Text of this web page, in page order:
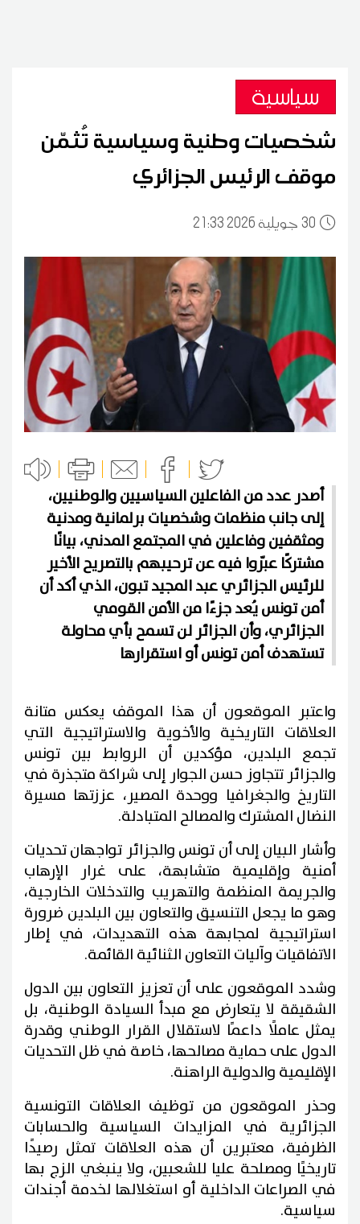
سياسية
شخصيات وطنية وسياسية تُثمّن
موقف الرئيس الجزائري
3021:33 2026 جويلية
أصدر عدد من الفاعلين السياسيين والوطنيين،
إلى جانب منظمات وشخصيات برلمانية ومدنية
ومثقفين وفاعلين في المجتمع المدني، بيانًا
مشتركًا عبّروا فيه عن ترحيبهم بالتصريح الأخير
للرئيس الجزائري عبد المجيد تبون، الذي أكد أن
أمن تونس يُعد جزءًا من الأمن القومي
الجزائري، وأن الجزائر لن تسمح بأي محاولة
تستهدف أمن تونس أو استقرارها
واعتبر الموقعون أن هذا الموقف يعكس متانة
العلاقات التاريخية والأخوية والاستراتيجية التي
تجمع البلدين، مؤكدين أن الروابط بين تونس
والجزائر تتجاوز حسن الجوار إلى شراكة متجذرة في
التاريخ والجغرافيا ووحدة المصير، عززتها مسيرة
النضال المشترك والمصالح المتبادلة.
وأشار البيان إلى أن تونس والجزائر تواجهان تحديات
أمنية وإقليمية متشابهة، على غرار الإرهاب
والجريمة المنظمة والتهريب والتدخلات الخارجية،
وهو ما يجعل التنسيق والتعاون بين البلدين ضرورة
استراتيجية لمجابهة هذه التهديدات، في إطار
الاتفاقيات وآليات التعاون الثنائية القائمة.
وشدد الموقعون على أن تعزيز التعاون بين الدول
الشقيقة لا يتعارض مع مبدأ السيادة الوطنية، بل
يمثل عاملًا داعمًا لاستقلال القرار الوطني وقدرة
الدول على حماية مصالحها، خاصة في ظل التحديات
الإقليمية والدولية الراهنة.
وحذر الموقعون من توظيف العلاقات التونسية
الجزائرية في المزايدات السياسية والحسابات
الظرفية، معتبرين أن هذه العلاقات تمثل رصيدًا
تاريخيًا ومصلحة عليا للشعبين، ولا ينبغي الزج بها
في الصراعات الداخلية أو استغلالها لخدمة أجندات
سياسية.